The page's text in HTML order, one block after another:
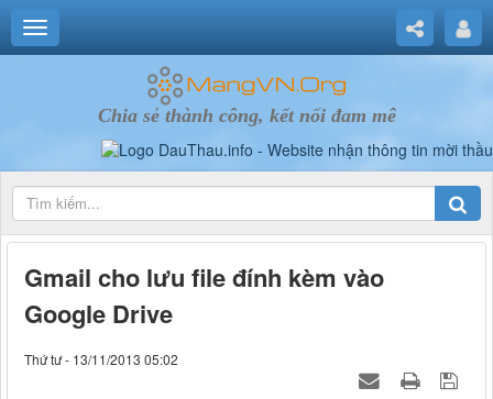
Chia sẻ thành công, kết nối đam mê
Gmail cho lưu file đính kèm vào
Google Drive
Thứ tư - 13/11/2013 05:02